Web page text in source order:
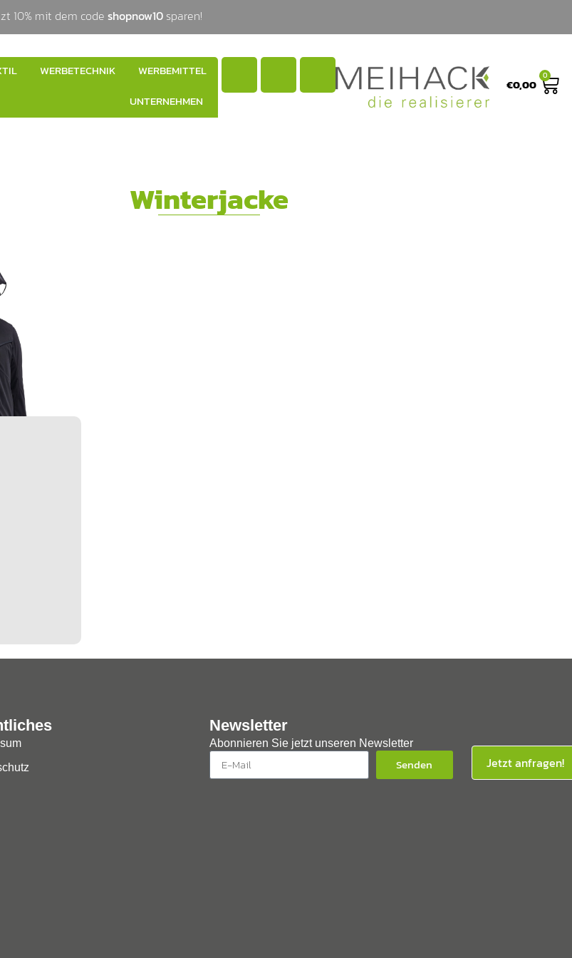
10% mit dem code shopnow10sparen!
WERBETECHNIK
WERBEMITTEL
UNTERNEHMEN
€0,00
0
Jetzt anfragen!
Winterjacke
Newsletter
Abonnieren Sie jetzt unseren Newsletter
Senden